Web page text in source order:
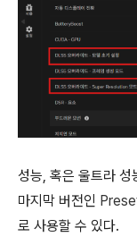
성능, 혹은 울트라
마지막 버전인
로 사용할 수 있다.